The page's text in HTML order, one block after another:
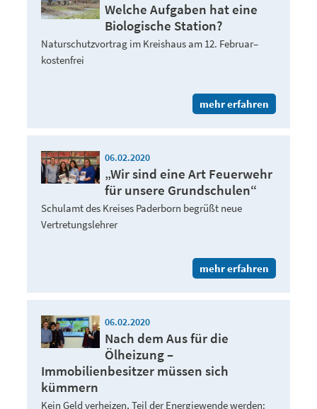
Welche Aufgaben hat eine
Biologische Station?
Naturschutzvortrag im Kreishaus am 12. Februar–
kostenfrei
mehr erfahren
06.02.2020
„Wir sind eine Art Feuerwehr
für unsere Grundschulen“
Schulamt des Kreises Paderborn begrüßt neue
Vertretungslehrer
mehr erfahren
06.02.2020
Nach dem Aus für die
Ölheizung –
Immobilienbesitzer müssen sich
kümmern
Kein Geld verheizen, Teil der Energiewende werden: